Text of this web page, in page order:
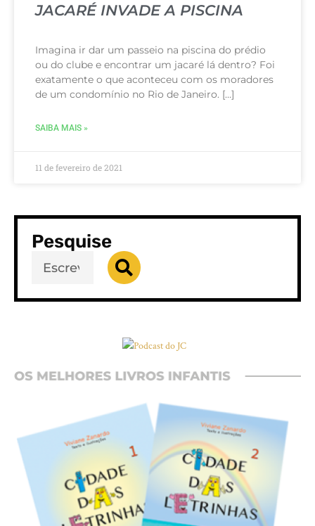
JACARÉ INVADE A PISCINA
Imagina ir dar um passeio na piscina do prédio
ou do clube e encontrar um jacaré lá dentro? Foi
exatamente o que aconteceu com os moradores
de um condomínio no Rio de Janeiro. […]
SAIBA MAIS »
11 de fevereiro de 2021
Pesquise